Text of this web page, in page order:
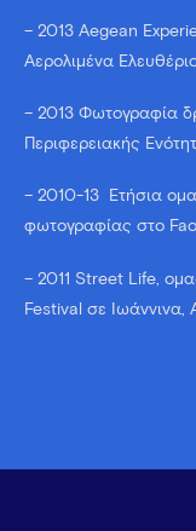
– 2013 Aegean
Αερολιμένα
– 2013 Φωτογραφία
Περιφερειακής
– 2010-13 Ετήσια
φωτογραφίας στο
– 2011 Street Life,
Festival σε Ιωάννινα,